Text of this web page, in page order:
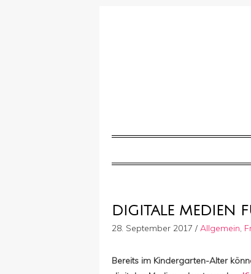
DIGITALE MEDIEN
28. September 2017 / Allgemein,
Bereits im Kindergarten-Alter